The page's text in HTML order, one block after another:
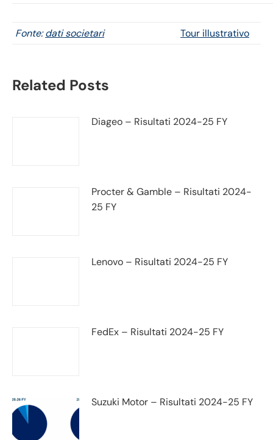
Fonte:dati societari Tour illustrativo
Related Posts
Diageo – Risultati 2024-25 FY
Procter & Gamble – Risultati 2024-
25 FY
Lenovo – Risultati 2024-25 FY
FedEx – Risultati 2024-25 FY
Suzuki Motor – Risultati 2024-25 FY